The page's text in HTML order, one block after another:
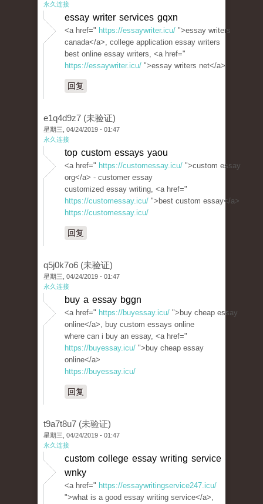
永久连接
essay writer services gqxn
<a href=" https://essaywriter.icu/ ">essay writers
canada</a>, college application essay writers
best online essay writers, <a href="
https://essaywriter.icu/ ">essay writers net</a>
回复
e1q4d9z7 (未验证)
星期三, 04/24/2019 - 01:47
永久连接
top custom essays yaou
<a href=" https://customessay.icu/ ">custom essay
org</a> - customer essay
customized essay writing, <a href="
https://customessay.icu/ ">best custom essay</a>
https://customessay.icu/
回复
q5j0k7o6 (未验证)
星期三, 04/24/2019 - 01:47
永久连接
buy a essay bggn
<a href=" https://buyessay.icu/ ">buy cheap essay
online</a>, buy custom essays online
where can i buy an essay, <a href="
https://buyessay.icu/ ">buy cheap essay
online</a>
https://buyessay.icu/
回复
t9a7t8u7 (未验证)
星期三, 04/24/2019 - 01:47
永久连接
custom college essay writing service
wnky
<a href=" https://essaywritingservice247.icu/
">what is a good essay writing service</a>,